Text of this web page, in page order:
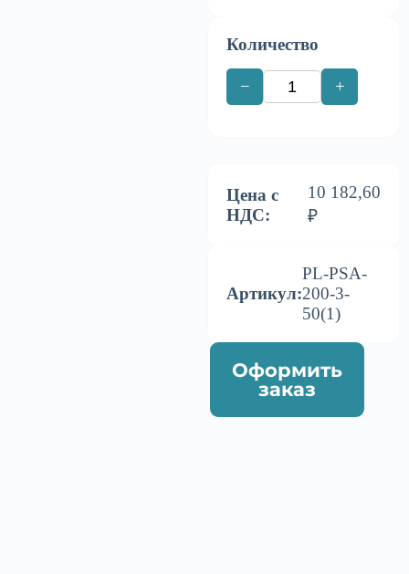
Количество
− +
Цена с
НДС:
10 182,60
₽
Артикул:
PL-PSA-
200-3-
50(1)
Оформить
заказ